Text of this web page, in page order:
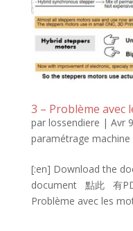
3 – Problème avec
par lossendiere | Avr
paramétrage machine
[:en] Download the
document 點此 有
Problème avec les